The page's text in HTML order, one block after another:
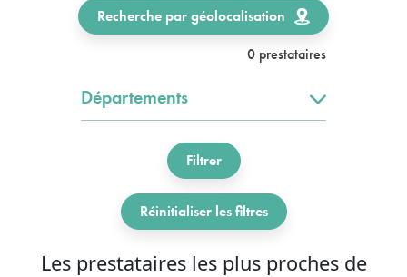
Recherche par géolocalisation
0 prestataires
Départements
Filtrer
Réinitialiser les filtres
Les prestataires les plus proches de